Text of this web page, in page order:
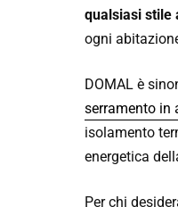
qualsiasi stile
ogni
DOMAL è
serramento in
isolamento
energetica
Per chi